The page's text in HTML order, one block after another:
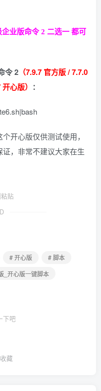
企业版命令 2 二选一 都可
令 2 （7.9.7 官方版 / 7.7.0
心版） ：
开心版仅供测试使用，
，非常不建议大家在生
贴
# 开心版
# 脚本
_开心版一键脚本
下吧
收藏